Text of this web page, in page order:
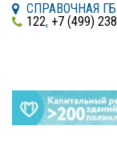
СПРАВОЧНАЯ
122, +7 (499)